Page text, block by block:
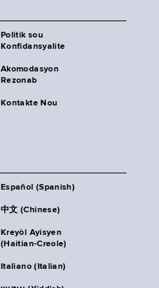
Politik sou
Konfidansyalite
Akomodasyon
Rezonab
Kontakte Nou
Español (Spanish)
中文 (Chinese)
Kreyòl Ayisyen
(Haitian-Creole)
Italiano (Italian)